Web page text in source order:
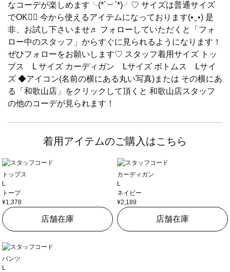
なコーデが楽しめます╰(*´︶`*)╯♡ サイズは普通サイズ
でOK🙆‍♀️ 今から使えるアイテムになっております(•‿•) 是
非、お試し下さいませ♬ フォローしていただくと「フォ
ロー中のスタッフ」からすぐに見られるようになります！
ぜひフォローをお願いします♡ スタッフ着用サイズ トッ
プス L サイズ カーディガン Lサイズ ボトムス Lサイ
ズ ◆アイコン(名前の横にある丸い写真)または その横にあ
る「和歌山店」をクリックして頂くと 和歌山店スタッフ
の他のコーデが見られます！
着用アイテムのご購入はこちら
トップス
L
トープ
¥1,378
店舗在庫
カーディガン
L
ネイビー
¥2,189
店舗在庫
パンツ
L